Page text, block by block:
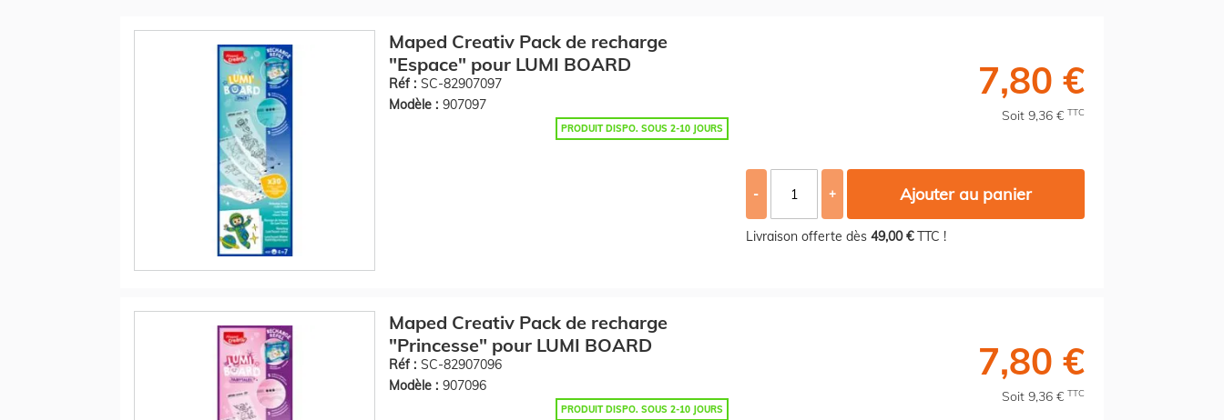
Maped Creativ Pack de recharge
"Espace" pour LUMI BOARD
Réf : SC-82907097
Modèle : 907097
PRODUIT DISPO. SOUS 2-10 JOURS
7,80 €
Soit 9,36 € TTC
- + Ajouter au panier
Livraison offerte dès 49,00 €TTC !
Maped Creativ Pack de recharge
"Princesse" pour LUMI BOARD
Réf : SC-82907096
Modèle : 907096
PRODUIT DISPO. SOUS 2-10 JOURS
7,80 €
Soit 9,36 € TTC